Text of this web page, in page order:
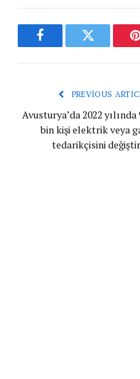
FacebookTwitter
PREVIOUS
Avusturya’da 2022 yılında
bin kişi elektrik veya
tedarikçisini